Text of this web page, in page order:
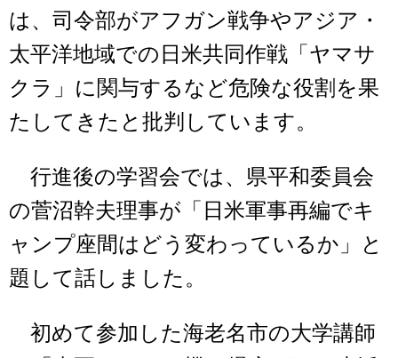
は、司令部がアフガン戦争やアジア・
太平洋地域での日米共同作戦「ヤマサ
クラ」に関与するなど危険な役割を果
たしてきたと批判しています。
行進後の学習会では、県平和委員会
の菅沼幹夫理事が「日米軍事再編でキ
ャンプ座間はどう変わっているか」と
題して話しました。
初めて参加した海老名市の大学講師